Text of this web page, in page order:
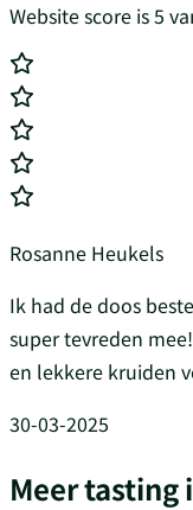
Website score is 5
Rosanne Heukels
Ik had de doos
super tevreden
en lekkere kruiden
30-03-2025
Meer tasting